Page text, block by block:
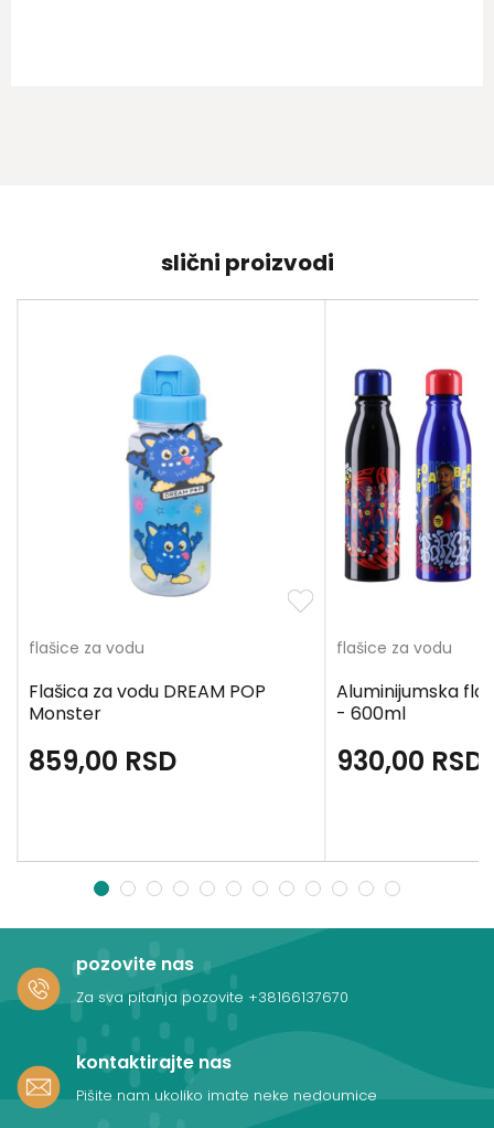
slični proizvodi
flašice za vodu
Flašica za vodu DREAM POP
Monster
859,00 RSD
flašice za vodu
Aluminijumska
- 600ml
930,00 RSD
1 2 3 4 5 6 7 8 9 10 11 12
pozovite nas
Za sva pitanja pozovite +38166137670
kontaktirajte nas
Pišite nam ukoliko imate neke nedoumice